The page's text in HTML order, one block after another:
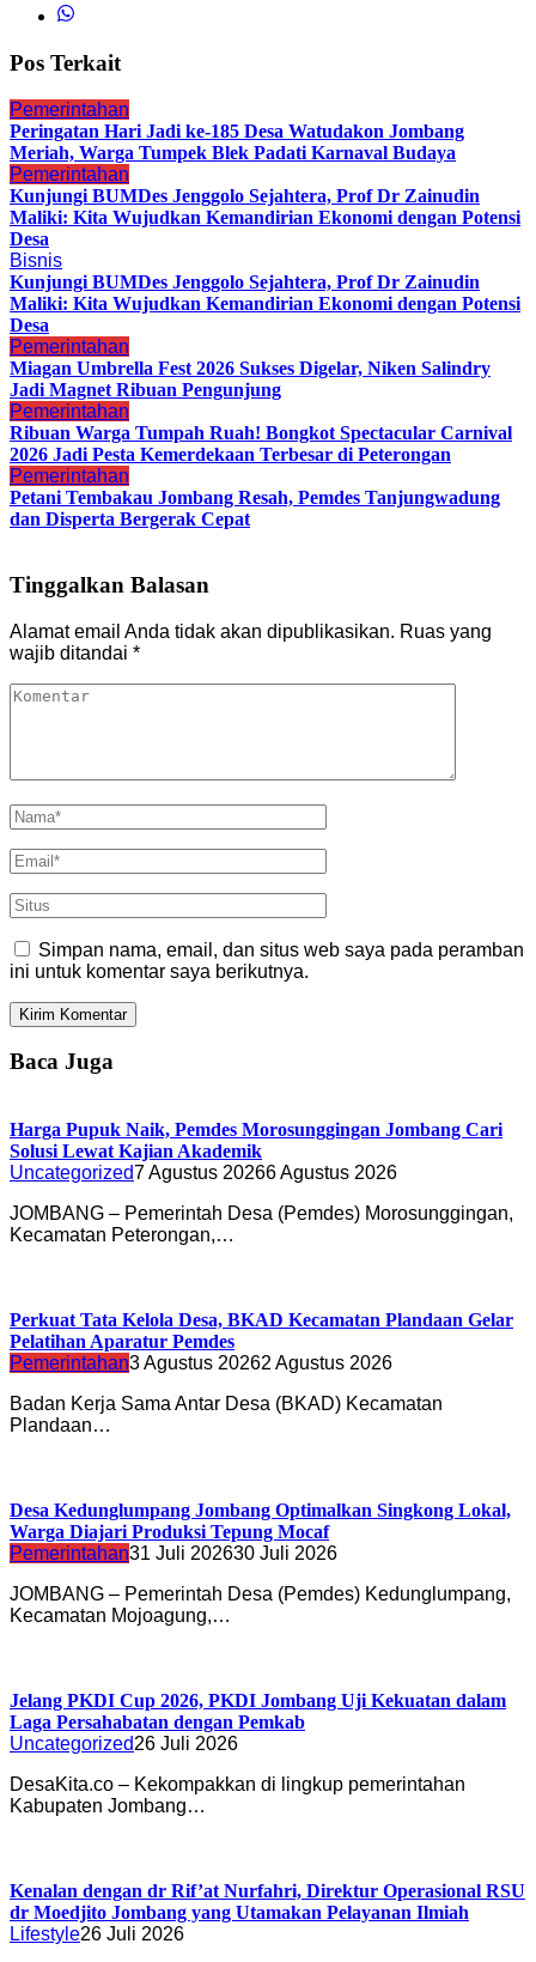
Pos Terkait
Pemerintahan
Peringatan Hari Jadi ke-185 Desa Watudakon Jombang
Meriah, Warga Tumpek Blek Padati Karnaval Budaya
Pemerintahan
Kunjungi BUMDes Jenggolo Sejahtera, Prof Dr Zainudin
Maliki: Kita Wujudkan Kemandirian Ekonomi dengan Potensi
Desa
Bisnis
Kunjungi BUMDes Jenggolo Sejahtera, Prof Dr Zainudin
Maliki: Kita Wujudkan Kemandirian Ekonomi dengan Potensi
Desa
Pemerintahan
Miagan Umbrella Fest 2026 Sukses Digelar, Niken Salindry
Jadi Magnet Ribuan Pengunjung
Pemerintahan
Ribuan Warga Tumpah Ruah! Bongkot Spectacular Carnival
2026 Jadi Pesta Kemerdekaan Terbesar di Peterongan
Pemerintahan
Petani Tembakau Jombang Resah, Pemdes Tanjungwadung
dan Disperta Bergerak Cepat
Tinggalkan Balasan
Alamat email Anda tidak akan dipublikasikan. Ruas yang
wajib ditandai *
Simpan nama, email, dan situs web saya pada peramban
ini untuk komentar saya berikutnya.
Baca Juga
Harga Pupuk Naik, Pemdes Morosunggingan Jombang Cari
Solusi Lewat Kajian Akademik
Uncategorized7 Agustus 20266 Agustus 2026
JOMBANG – Pemerintah Desa (Pemdes) Morosunggingan,
Kecamatan Peterongan,…
Perkuat Tata Kelola Desa, BKAD Kecamatan Plandaan Gelar
Pelatihan Aparatur Pemdes
Pemerintahan3 Agustus 20262 Agustus 2026
Badan Kerja Sama Antar Desa (BKAD) Kecamatan
Plandaan…
Desa Kedunglumpang Jombang Optimalkan Singkong Lokal,
Warga Diajari Produksi Tepung Mocaf
Pemerintahan31 Juli 202630 Juli 2026
JOMBANG – Pemerintah Desa (Pemdes) Kedunglumpang,
Kecamatan Mojoagung,…
Jelang PKDI Cup 2026, PKDI Jombang Uji Kekuatan dalam
Laga Persahabatan dengan Pemkab
Uncategorized26 Juli 2026
DesaKita.co – Kekompakkan di lingkup pemerintahan
Kabupaten Jombang…
Kenalan dengan dr Rif’at Nurfahri, Direktur Operasional RSU
dr Moedjito Jombang yang Utamakan Pelayanan Ilmiah
Lifestyle26 Juli 2026